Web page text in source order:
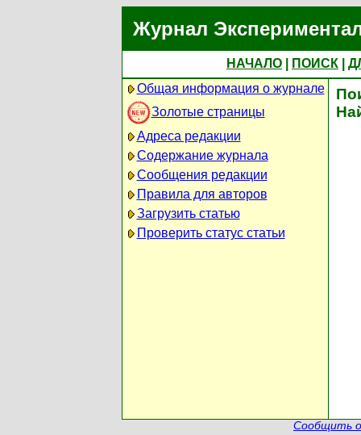
Журнал
НАЧАЛО ПОИСК
Общая информация о журнале
Золотые страницы
Адреса редакции
Содержание журнала
Сообщения редакции
Правила для авторов
Загрузить статью
Проверить статус статьи
Сообщить о